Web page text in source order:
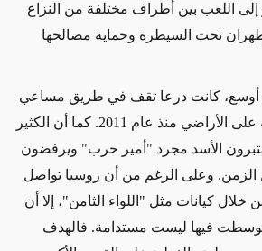
إلى اللعب بين أطراف مختلفة من النزاع
تحت السيطرة وحماية مصالحها
أوسع، كانت درعا تقف في طريق مساعي
النظام لترسيخ سيطرته على الأراضي منذ عام 2011. كما أن الكثير
الأسد مجرد "أمير حرب" ويرفضون
الزمن. وعلى الرغم من أن روسيا تواصل
خلال كيانات مثل "اللواء الثامن"، إلا أن
توسطت فيها ليست مستدامة. فالهدف